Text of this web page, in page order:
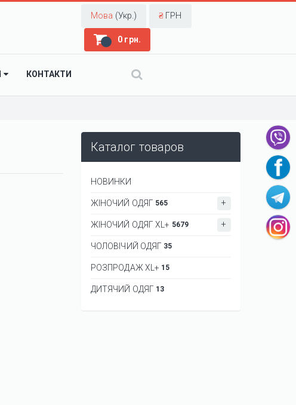
Мова (Укр.) ₴ ГРН
0 грн.
КОНТАКТИ
Каталог товаров
НОВИНКИ
ЖІНОЧИЙ ОДЯГ 565
ЖІНОЧИЙ ОДЯГ XL+ 5679
ЧОЛОВІЧИЙ ОДЯГ 35
РОЗПРОДАЖ XL+ 15
ДИТЯЧИЙ ОДЯГ 13